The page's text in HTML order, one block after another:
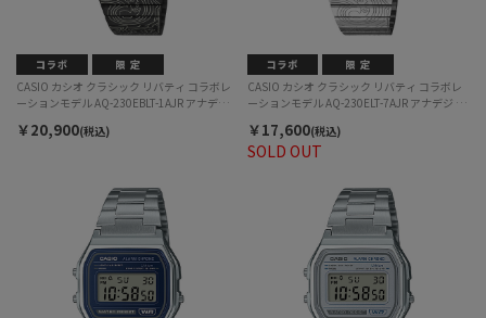
CASIO カシオ クラシック リバティ コラボレ
ーションモデル AQ-230EBLT-1AJR アナデジ
￥20,900(税込)
SOLD OUT
CASIO カシオ クラシック リバティ コラボレ
ーションモデル AQ-230ELT-7AJR アナデジ ク
￥17,600(税込)